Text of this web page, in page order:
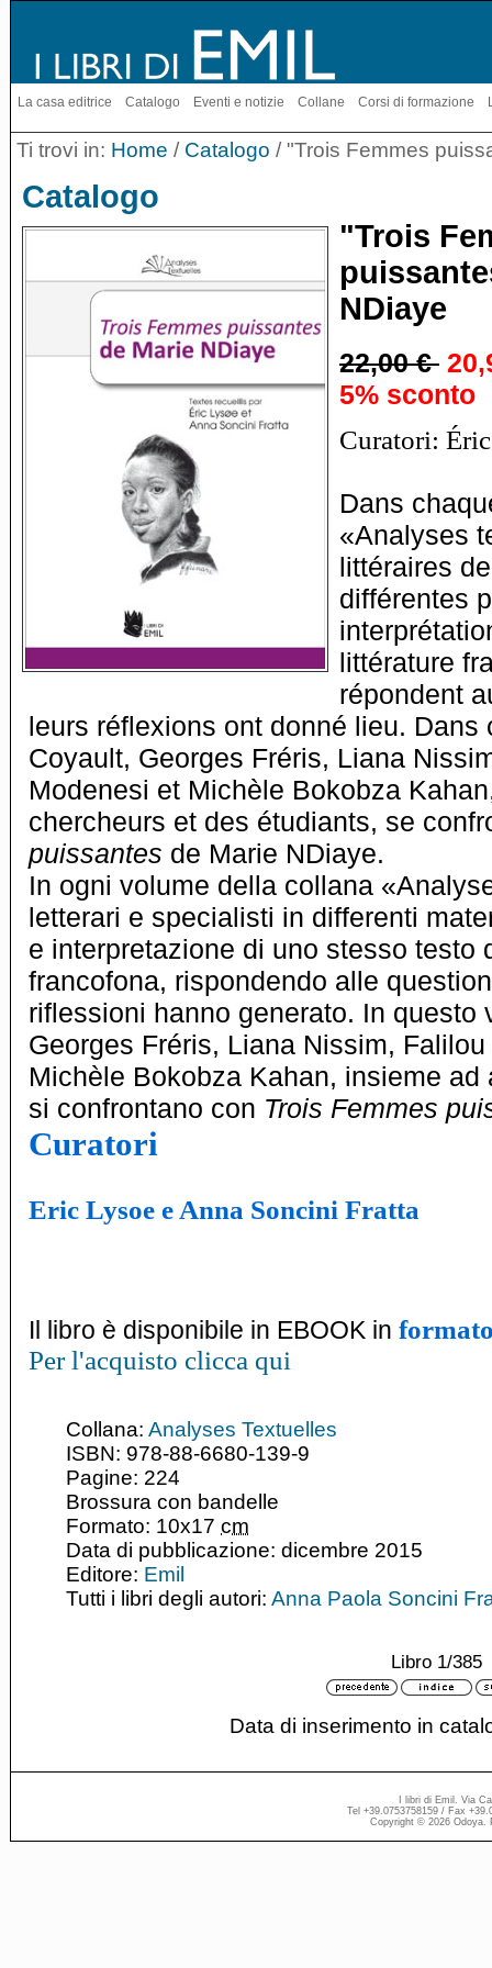
La casa editrice Catalogo Eventi e notizie Collane Corsi di formazione
Ti trovi in: Home / Catalogo / "Trois Femmes
Catalogo
"Trois
NDiaye
22,00 €
5% sconto
Curatori:
Dans
«Analyses
littéraires
différentes
littérature
répondent
leurs réflexions ont donné lieu. Dans
Coyault, Georges Fréris, Liana
Modenesi et Michèle Bokobza
chercheurs et des étudiants, se
puissantes de Marie NDiaye.
In ogni volume della collana
letterari e specialisti in differenti
e interpretazione di uno stesso testo
francofona, rispondendo alle
riflessioni hanno generato. In questo
Georges Fréris, Liana Nissim,
Michèle Bokobza Kahan, insieme ad
si confrontano con Trois Femmes
Curatori
Eric Lysoe e Anna Soncini Fratta
Il libro è disponibile in EBOOK in
Per l'acquisto clicca qui
Collana: Analyses Textuelles
ISBN: 978-88-6680-139-9
Pagine: 224
Brossura con bandelle
Formato: 10x17 cm
Data di pubblicazione: dicembre 2015
Editore: Emil
Tutti i libri degli autori: Anna Paola Soncini
Libro 1/385
Data di inserimento in
I libri di Emil. Via
Tel +39.0753758159 / Fax
Copyright © 2026 Odoya.